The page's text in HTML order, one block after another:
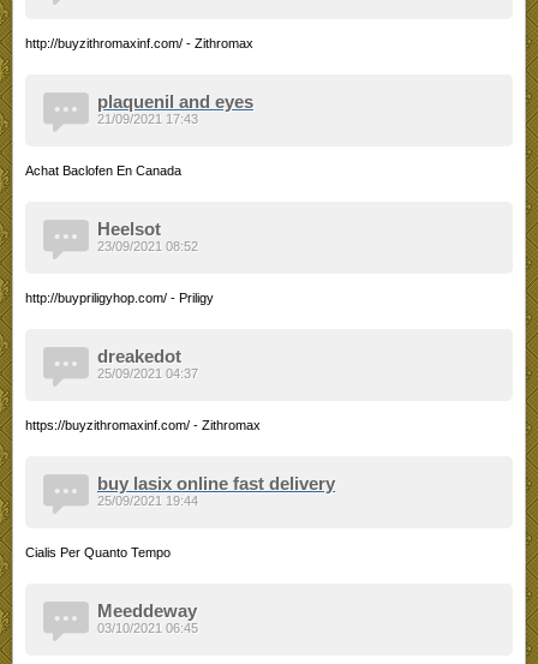
http://buyzithromaxinf.com/ - Zithromax
plaquenil and eyes
Achat Baclofen En Canada
21/09/2021 17:43
Heelsot
http://buypriligyhop.com/ - Priligy
23/09/2021 08:52
dreakedot
https://buyzithromaxinf.com/ - Zithromax
25/09/2021 04:37
buy lasix online fast delivery
Cialis Per Quanto Tempo
25/09/2021 19:44
Meeddeway
03/10/2021 06:45